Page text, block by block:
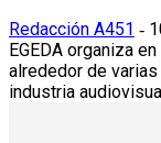
Redacción A451 -
EGEDA organiza
alrededor de
industria